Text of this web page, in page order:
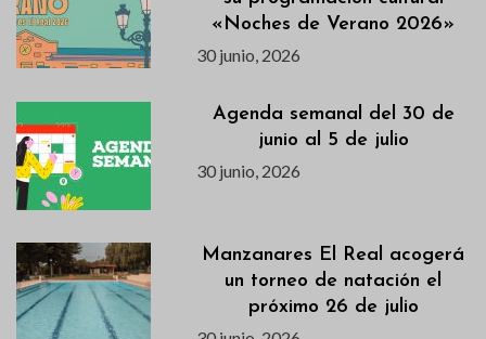
«Noches de Verano 2026»
30 junio, 2026
Agenda semanal del 30 de
junio al 5 de julio
30 junio, 2026
Manzanares El Real acogerá
un torneo de natación el
próximo 26 de julio